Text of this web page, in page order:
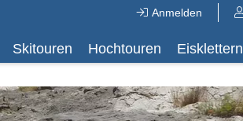
Anmelden
Skitouren Hochtouren Eisklettern